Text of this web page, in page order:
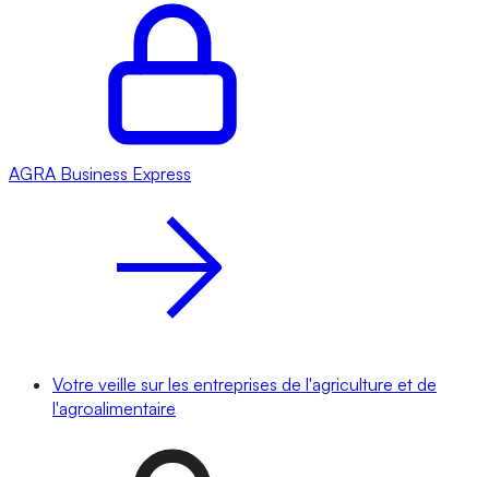
AGRA Business Express
Votre veille sur les entreprises de l'agriculture et de
l'agroalimentaire